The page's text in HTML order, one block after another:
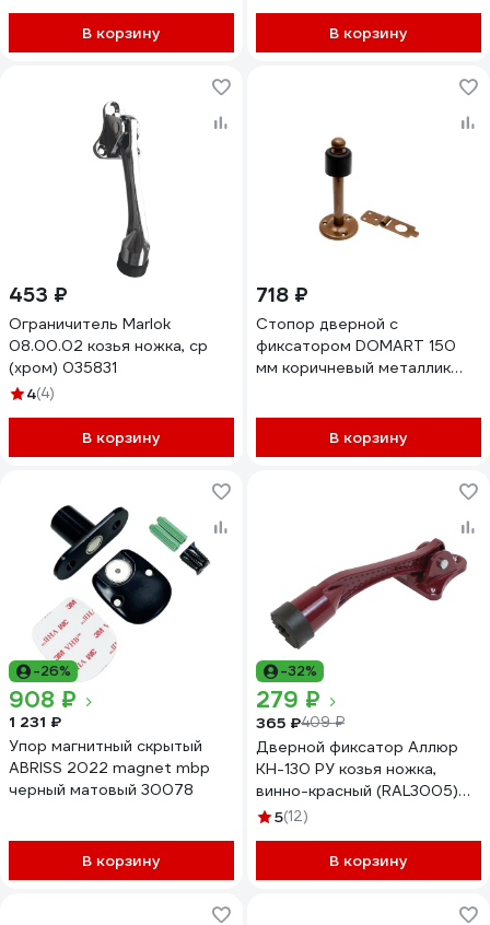
В корзину В корзину
453 ₽
Ограничитель Marlok
08.00.02 козья ножка, cp
(хром) 035831
4(4)
В корзину
718 ₽
Стопор дверной с
фиксатором DOMART 150
мм коричневый металлик
В корзину
-26%
908 ₽
1 231 ₽
Упор магнитный скрытый
ABRISS 2022 magnet mbp
черный матовый 30078
В корзину
-32%
279 ₽
365 ₽409 ₽
Дверной фиксатор Аллюр
КН-130 РУ козья ножка,
винно-красный (RAL3005)
15476
5(12)
В корзину